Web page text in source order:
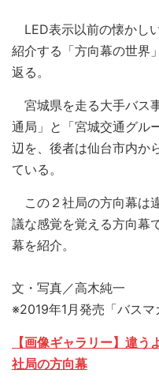
LED表示以前の懐かし
紹介する「方向幕の世界
返る。
宮城県を走る大手バス
通局」と「宮城交通グル
辺を、後者は仙台市内か
ている。
この２社局の方向幕は
議な感覚を覚える方向幕
幕を紹介。
文・写真／高木純一
※2019年1月発売「バス
【画像ギャラリー】違
社局の方向幕